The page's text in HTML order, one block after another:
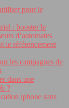
pour le
: booster le
d’automates
le référencement
les campagnes de
dans une
?
iphone sans